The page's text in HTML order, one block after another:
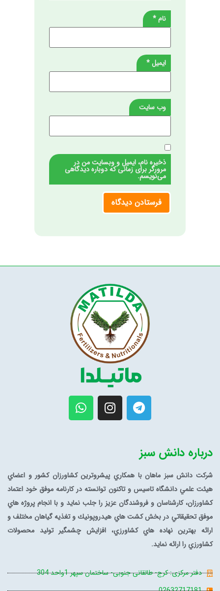
نام*
ایمیل*
وب‌ سایت
ذخیره نام، ایمیل و وبسایت من در
مرورگر برای زمانی که دوباره دیدگاهی
می‌نویسم.
درباره دانش سبز
شرکت دانش سبز ماهان با همكاري پيشروترين كشاورزان كشور و اعضاي
هيئت علمي دانشگاه تاسيس و تاكنون توانسته در كارنامه موفق خود اعتماد
كشاورزان، كارشناسان و فروشندگان عزيز را جلب نمايد و با انجام پروژه هاي
موفق تحقيقاتي در بخش كشت هاي هيدروپونيك و تغذيه گياهان مختلف و
ارائه بهترين نهاده هاي كشاورزي، افزايش چشمگير توليد محصولات
كشاورزي را ارائه نمايد.
دفتر مرکزی: کرج- طالقانی جنوبی- ساختمان سپهر 1واحد 304